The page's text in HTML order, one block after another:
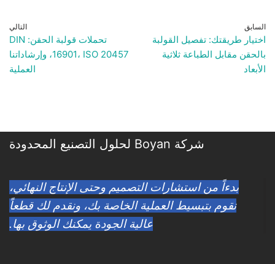
السابق
اختيار طريقتك: تفصيل القولبة
بالحقن مقابل الطباعة ثلاثية
الأبعاد
التالي
تحملات قولبة الحقن: DIN
16901، ISO 20457، وإرشاداتنا
العملية
شركة Boyan لحلول التصنيع المحدودة
بدءاً من استشارات التصميم وحتى الإنتاج النهائي،
نقوم بتبسيط العملية الخاصة بك، ونقدم لك قطعاً
عالية الجودة يمكنك الوثوق بها.